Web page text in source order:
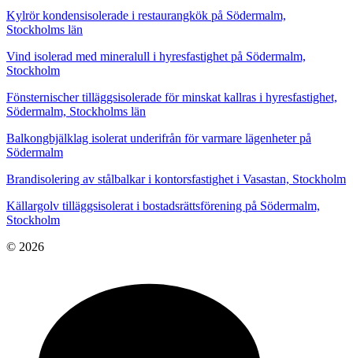
Kylrör kondensisolerade i restaurangkök på Södermalm,
Stockholms län
Vind isolerad med mineralull i hyresfastighet på Södermalm,
Stockholm
Fönsternischer tilläggsisolerade för minskat kallras i hyresfastighet,
Södermalm, Stockholms län
Balkongbjälklag isolerat underifrån för varmare lägenheter på
Södermalm
Brandisolering av stålbalkar i kontorsfastighet i Vasastan, Stockholm
Källargolv tilläggsisolerat i bostadsrättsförening på Södermalm,
Stockholm
© 2026